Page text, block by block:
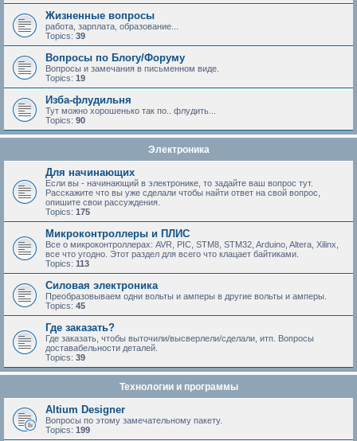
Жизненные вопросы
работа, зарплата, образование...
Topics: 39
Вопросы по Блогу/Форуму
Вопросы и замечания в письменном виде.
Topics: 19
Изба-флудильня
Тут можно хорошенько так по.. флудить...
Topics: 90
Электроника
Для начинающих
Если вы - начинающий в электронике, то задайте ваш вопрос тут.
Расскажите что вы уже сделали чтобы найти ответ на свой вопрос,
опишите свои рассуждения.
Topics: 175
Микроконтроллеры и ПЛИС
Все о микроконтроллерах: AVR, PIC, STM8, STM32, Arduino, Altera, Xilinx,
все что угодно. Этот раздел для всего что клацает байтиками.
Topics: 113
Силовая электроника
Преобразовываем одни вольты и амперы в другие вольты и амперы.
Topics: 45
Где заказать?
Где заказать, чтобы выточили/высверлели/сделали, итп. Вопросы
доставабельности деталей.
Topics: 39
Технологии и программы
Altium Designer
Вопросы по этому замечательному пакету.
Topics: 199